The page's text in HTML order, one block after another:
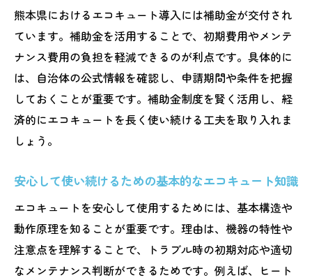
エコキュートで実現する光熱費削減のポイ
ント
日常でできるエコキュート節電の工夫とは
長持ちさせて光熱費ダウンするエコキュー
ト管理
エコキュートの運転効率を高める方法
熊本の家庭で実践できるエコキュート活用
迷惑電話やトラブルに注意したいポイント
エコキュート熊本で増える迷惑電話の実態
と対策
熊本県におけるエコキュート導入には補助金が交付され
ています。補助金を活用することで、初期費用やメンテ
ナンス費用の負担を軽減できるのが利点です。具体的に
は、自治体の公式情報を確認し、申請期間や条件を把握
しておくことが重要です。補助金制度を賢く活用し、経
済的にエコキュートを長く使い続ける工夫を取り入れま
しょう。
安心して使い続けるための基本的なエコキュート知識
エコキュートを安心して使用するためには、基本構造や
動作原理を知ることが重要です。理由は、機器の特性や
注意点を理解することで、トラブル時の初期対応や適切
なメンテナンス判断ができるためです。例えば、ヒート